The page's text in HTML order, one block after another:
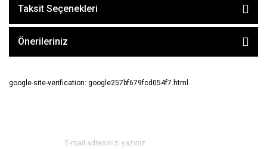
Taksit Seçenekleri
Önerileriniz
google-site-verification: google257bf679fcd054f7.html